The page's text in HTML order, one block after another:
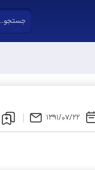
۱۳۹۱/۰۷/۲۲